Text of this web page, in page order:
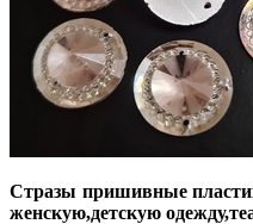
Стразы пришивные
женскую,детскую